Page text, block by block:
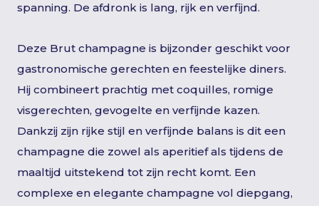
spanning. De afdronk is lang, rijk en verfijnd.
Deze Brut champagne is bijzonder geschikt voor
gastronomische gerechten en feestelijke diners.
Hij combineert prachtig met coquilles, romige
visgerechten, gevogelte en verfijnde kazen.
Dankzij zijn rijke stijl en verfijnde balans is dit een
champagne die zowel als aperitief als tijdens de
maaltijd uitstekend tot zijn recht komt. Een
complexe en elegante champagne vol diepgang,